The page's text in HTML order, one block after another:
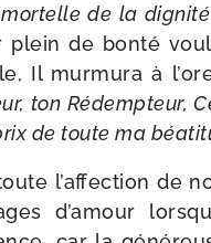
de la
plein de bon­té
Il mur­mu­ra à
ton Rédempteur,
de toute ma
l’affection de
d’amour